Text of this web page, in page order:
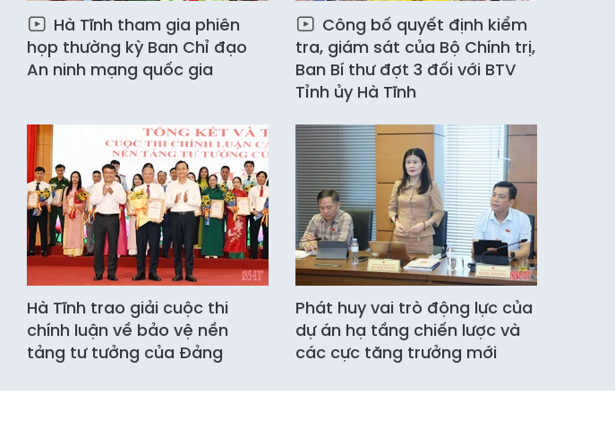
Hà Tĩnh tham gia phiên
họp thường kỳ Ban Chỉ đạo
An ninh mạng quốc gia
Công bố quyết định kiểm
tra, giám sát của Bộ Chính trị,
Ban Bí thư đợt 3 đối với BTV
Tỉnh ủy Hà Tĩnh
Hà Tĩnh trao giải cuộc thi
chính luận về bảo vệ nền
tảng tư tưởng của Đảng
Phát huy vai trò động lực của
dự án hạ tầng chiến lược và
các cực tăng trưởng mới